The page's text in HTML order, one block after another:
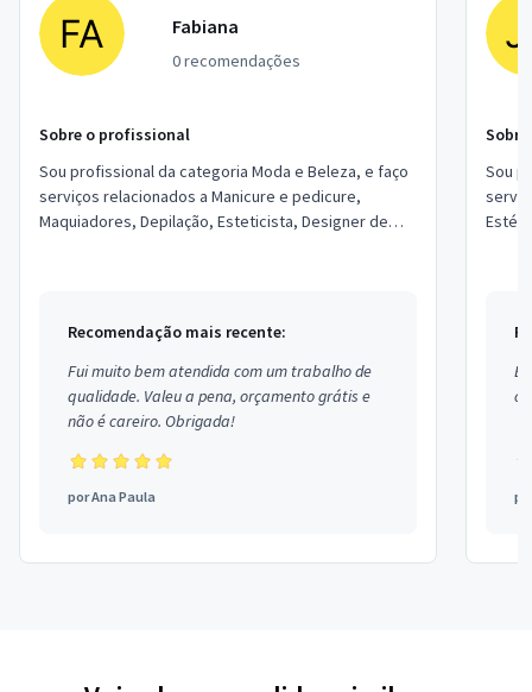
Fabiana
0 recomendações
Sobre o profissional
Sou profissional da categoria Moda e Beleza, e faço
serviços relacionados a Manicure e pedicure,
Maquiadores, Depilação, Esteticista, Designer de
Recomendação mais recente:
Fui muito bem atendida com um trabalho de
qualidade. Valeu a pena, orçamento grátis e
não é careiro. Obrigada!
porAna Paula
Sou